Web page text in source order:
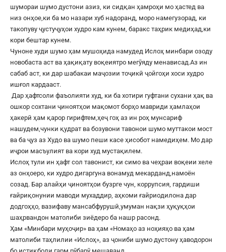
шумораи шумо дустони азиз, ки сидқан ҳамроҳи мо ҳастед ва
низ онҳое,ки ба мо назари хуб надоранд, моро намегузорад, ки
такопуву ҷустуҷуҳои худро кам кунем, баракс таҳрик медиҳад,ки
кори бештар кунем.
Чуноне худи шумо ҳам мушоҳида намудед Ислоҳ минбари озоду
новобаста аст ва ҳақиқату воқеиятро мегӯяду менависад.Аз ин
сабаб аст, ки дар шабакаи маҷозии тоҷикӣ ҷойгоҳи хоси худро
ишғол кардааст.
Дар ҳафтсоли фаъолияти худ, ки ба хотири гуфтани сухани ҳақ ва
ошкор сохтани ҷиноятҳои мақомот борҳо мавриди ҳамлаҳои
ҳакерӣ ҳам қарор гирифтем,ҳеҷ гоҳ аз ин роҳ мунсариф
нашудем,чунки қудрат ва бозувони тавонои шумо муттакои мост
ва ба ҷуз аз Худо ва шумо пеши касе ҳисобот намедиҳем. Мо дар
иҷрои масъулият ва кори худ мустақилем.
Ислоҳ тули ин ҳафт сол тавонист, ки симо ва чеҳраи воқеии хеле
аз онҳоеро, ки худро дигаргуна вонамуд мекарданд,намоён
созад. Бар алайҳи ҷиноятҳои бузрге чун, коррупсия, гардиши
ғайриқонунии маводи мухаддир, аҳкоми ғайриодилона дар
додгоҳҳо, вазифаву мансабфурушӣ,умуман нақзи ҳуқуқҳои
шаҳрвандон матолиби зиёдеро ба нашр расонд.
Ҳам «Минбари муҳоҷир» ва ҳам «Номаҳо аз ноҳияҳо ва ҳам
матолиби таҳлилии «Ислоҳ», аз ҷониби шумо дустону ҳаводорон
бо истиқболи гарм рӯбарӯ мешаванд.